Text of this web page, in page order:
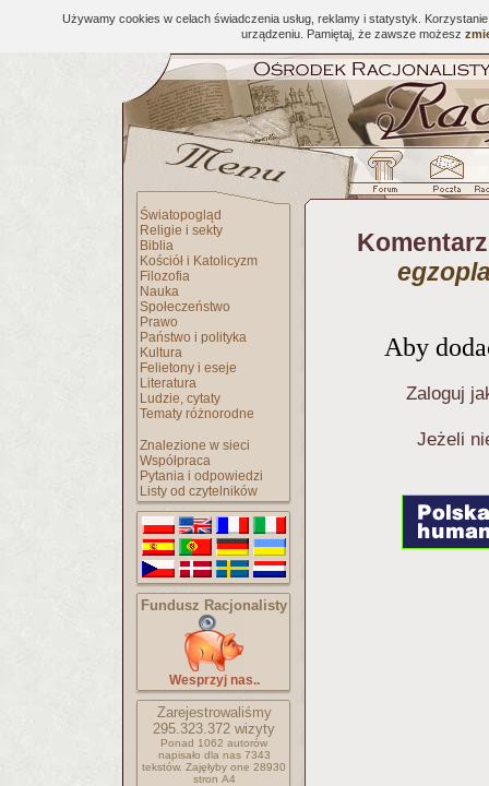
Używamy cookies w celach świadczenia usług, reklamy i statystyk.
urządzeniu. Pamiętaj, że zawsze możesz
Światopogląd
Religie i sekty
Biblia
Kościół i Katolicyzm
Filozofia
Nauka
Społeczeństwo
Prawo
Państwo i polityka
Kultura
Felietony i eseje
Literatura
Ludzie, cytaty
Tematy różnorodne
Znalezione w sieci
Współpraca
Pytania i odpowiedzi
Listy od czytelników
Fundusz Racjonalisty
Wesprzyj nas..
Zarejestrowaliśmy
295.323.372 wizyty
Ponad 1062 autorów
napisało dla nas 7343
tekstów. Zajęłyby one 28930
stron A4
Aby
Zaloguj
Jeżeli